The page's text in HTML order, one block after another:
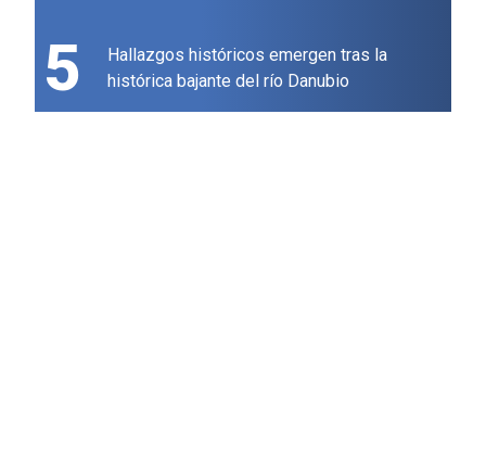
5
Hallazgos históricos emergen tras la
histórica bajante del río Danubio